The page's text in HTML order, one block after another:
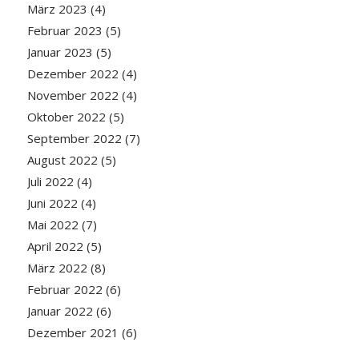
März 2023 (4)
Februar 2023 (5)
Januar 2023 (5)
Dezember 2022 (4)
November 2022 (4)
Oktober 2022 (5)
September 2022 (7)
August 2022 (5)
Juli 2022 (4)
Juni 2022 (4)
Mai 2022 (7)
April 2022 (5)
März 2022 (8)
Februar 2022 (6)
Januar 2022 (6)
Dezember 2021 (6)